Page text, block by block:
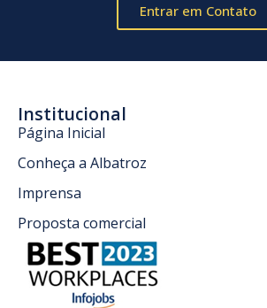
Entrar em Contato
Institucional
Página Inicial
Conheça a Albatroz
Imprensa
Proposta comercial